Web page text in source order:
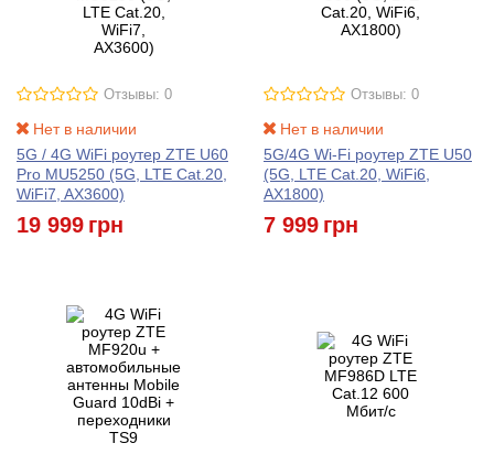
Отзывы: 0
Нет в наличии
5G / 4G WiFi роутер ZTE U60
Pro MU5250 (5G, LTE Cat.20,
WiFi7, AX3600)
19 999 грн
Отзывы: 0
Нет в наличии
5G/4G Wi-Fi роутер ZTE U50
(5G, LTE Cat.20, WiFi6,
AX1800)
7 999 грн